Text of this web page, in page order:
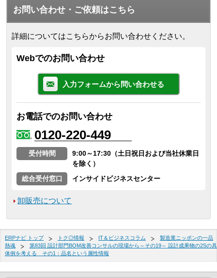
お問い合わせ・ご依頼はこちら
詳細についてはこちらからお問い合わせください。
Webでのお問い合わせ
入力フォームから問い合わせる
お電話でのお問い合わせ
0120-220-449
受付時間
9:00～17:30（土日祝日および当社休業日
を除く）
総合受付窓口
インサイドビジネスセンター
卸販売について
ERPナビ トップ トク◎情報 IT＆ビジネスコラム
製造業ニッポンの一品
熱魂
第83回 設計部門BOM改善コンサルの現場から～その19～ 設計成果物の2Sの具
体例を考える その1：品名という属性情報